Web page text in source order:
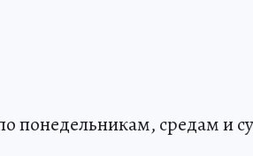
понедельникам, средам и